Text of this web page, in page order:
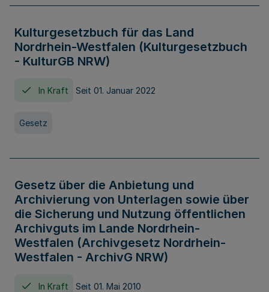
Kulturgesetzbuch für das Land
Nordrhein-Westfalen (Kulturgesetzbuch
- KulturGB NRW)
In Kraft Seit 01. Januar 2022
Gesetz
Gesetz über die Anbietung und
Archivierung von Unterlagen sowie über
die Sicherung und Nutzung öffentlichen
Archivguts im Lande Nordrhein-
Westfalen (Archivgesetz Nordrhein-
Westfalen - ArchivG NRW)
In Kraft Seit 01. Mai 2010